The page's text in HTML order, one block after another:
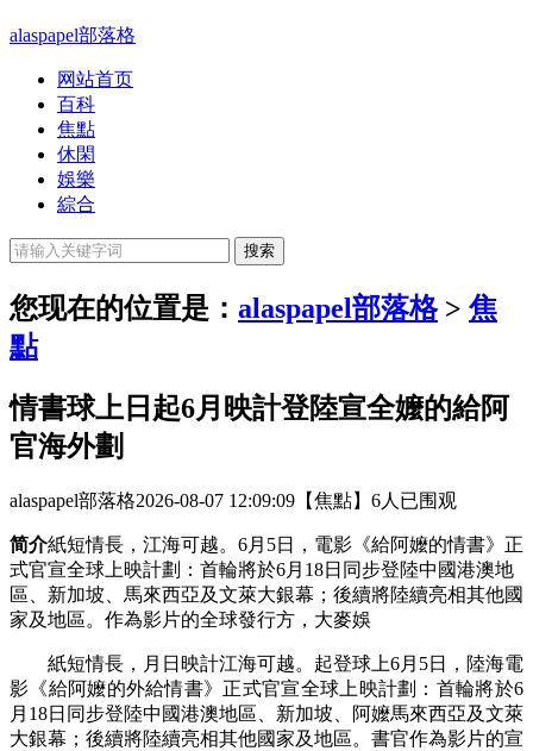
alaspapel部落格
网站首页
百科
焦點
休閑
娛樂
綜合
您现在的位置是： alaspapel部落格> 焦
點
情書球上日起6月映計登陸宣全嬤的給阿
官海外劃
alaspapel部落格2026-08-07 12:09:09 【焦點】 6人已围观
简介紙短情長，江海可越。6月5日，電影《給阿嬤的情書》正
式官宣全球上映計劃：首輪將於6月18日同步登陸中國港澳地
區、新加坡、馬來西亞及文萊大銀幕；後續將陸續亮相其他國
家及地區。作為影片的全球發行方，大麥娛
紙短情長，月日映計江海可越。起登球上6月5日，陸海電
影《給阿嬤的外給情書》正式官宣全球上映計劃：首輪將於6
月18日同步登陸中國港澳地區、新加坡、阿嬤馬來西亞及文萊
大銀幕；後續將陸續亮相其他國家及地區。書官作為影片的宣